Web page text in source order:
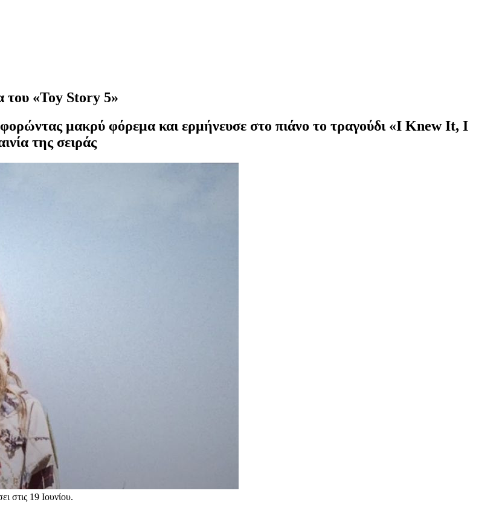
του «Toy Story 5»
μακρύ φόρεμα και ερμήνευσε στο πιάνο το τραγούδι «I Knew It, I
της σειράς
στις 19 Ιουνίου.